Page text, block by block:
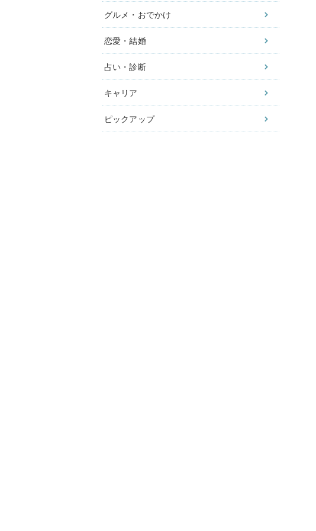
グルメ・おでかけ
恋愛・結婚
占い・診断
キャリア
ピックアップ